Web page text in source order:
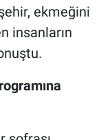
ekmeğini
insanların